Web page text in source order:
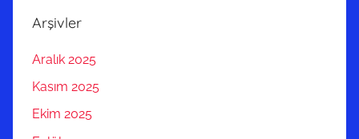
Arşivler
Aralık 2025
Kasım 2025
Ekim 2025